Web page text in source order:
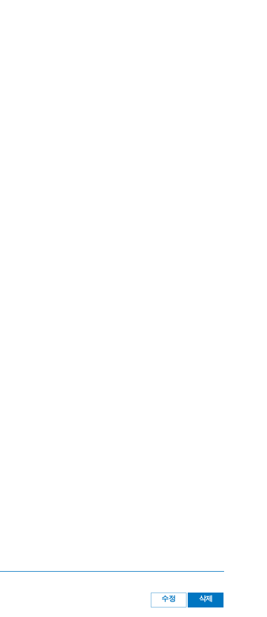
수정 삭제